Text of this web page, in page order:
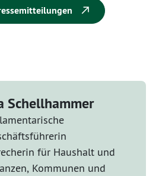
Schellhammer
für Haushalt und
Kommunen und